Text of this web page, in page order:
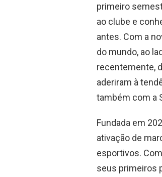
primeiro
ao clube e
antes. Com a
do mundo, ao
recentemente,
aderiram à
também com a
Fundada em
ativação de
esportivos.
seus primeiros